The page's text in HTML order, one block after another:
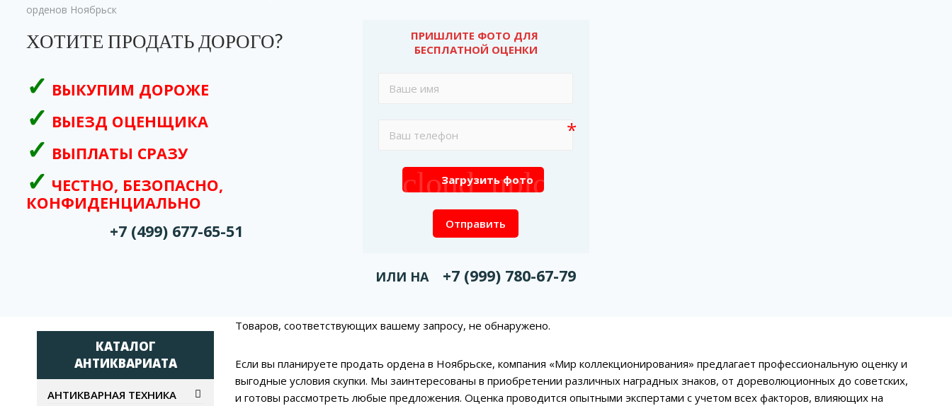
орденов Ноябрьск
ХОТИТЕ ПРОДАТЬ ДОРОГО?
ВЫКУПИМ ДОРОЖЕ
ВЫЕЗД ОЦЕНЩИКА
ВЫПЛАТЫ СРАЗУ
ЧЕСТНО, БЕЗОПАСНО,
КОНФИДЕНЦИАЛЬНО
+7 (499) 677-65-51
ПРИШЛИТЕ ФОТО ДЛЯ
БЕСПЛАТНОЙ ОЦЕНКИ
cloud_upload
Загрузить фото
Отправить
ИЛИ НА +7 (999) 780-67-79
Товаров, соответствующих вашему запросу, не обнаружено.
Если вы планируете продать ордена в Ноябрьске, компания «Мир коллекционирования» предлагает профессиональную оценку и
выгодные условия скупки. Мы заинтересованы в приобретении различных наградных знаков, от дореволюционных до советских,
и готовы рассмотреть любые предложения. Оценка проводится опытными экспертами с учетом всех факторов, влияющих на
КАТАЛОГ
АНТИКВАРИАТА
АНТИКВАРНАЯ ТЕХНИКА